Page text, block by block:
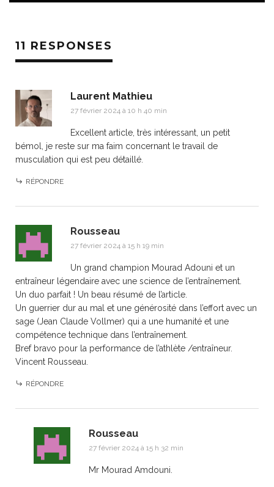
11 RESPONSES
Laurent Mathieu
27 février 2024 à 10 h 40 min
Excellent article, très intéressant, un petit
bémol, je reste sur ma faim concernant le travail de
musculation qui est peu détaillé.
RÉPONDRE
Rousseau
27 février 2024 à 15 h 19 min
Un grand champion Mourad Adouni et un
entraîneur légendaire avec une science de l’entraînement.
Un duo parfait ! Un beau résumé de l’article.
Un guerrier dur au mal et une générosité dans l’effort avec un
sage (Jean Claude Vollmer) qui a une humanité et une
compétence technique dans l’entraînement.
Bref bravo pour la performance de l’athlète /entraîneur.
Vincent Rousseau.
RÉPONDRE
Rousseau
27 février 2024 à 15 h 32 min
Mr Mourad Amdouni.